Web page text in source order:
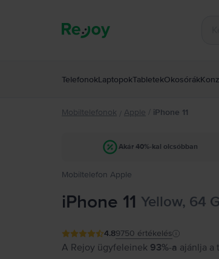
TelefonokLaptopokTabletekOkosórák
Mobiltelefonok / Apple / iPhone 11
Akár 40%-kal olcsóbban
Mobiltelefon Apple
iPhone 11 Yellow, 64
4.89750 értékelés
A Rejoy ügyfeleinek 93%-a ajánlja a